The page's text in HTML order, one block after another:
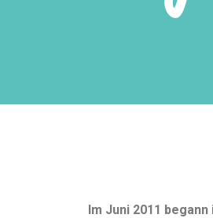
Im Juni 2011